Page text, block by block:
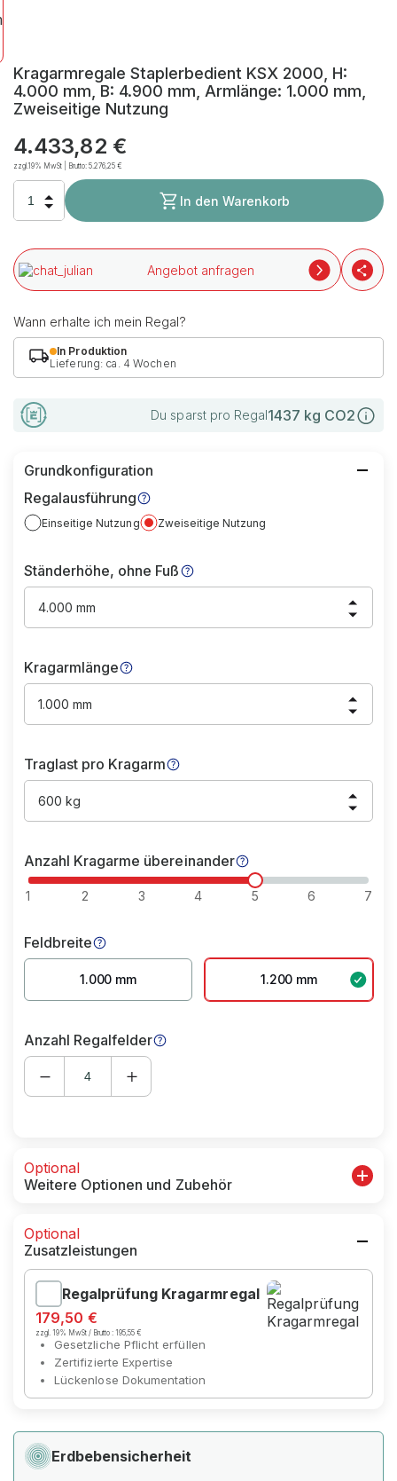
Kragarmregale Staplerbedient KSX 2000, H:
4.000 mm, B: 4.900 mm, Armlänge: 1.000 mm,
Zweiseitige Nutzung
4.433,82 €
zzgl.19% MwSt | Brutto:5.276,25 €
In den Warenkorb
Angebot anfragen
Wann erhalte ich mein Regal?
In Produktion
Lieferung: ca. 4 Wochen
Du sparst pro Regal1437 kg CO2
Grundkonfiguration
Regalausführung
Einseitige Nutzung Zweiseitige Nutzung
Ständerhöhe, ohne Fuß
4.000 mm
Kragarmlänge
1.000 mm
Traglast pro Kragarm
600 kg
Anzahl Kragarme übereinander
1 2 3 4 5 6 7
Feldbreite
1.000 mm 1.200 mm
Anzahl Regalfelder
Optional
Weitere Optionen und Zubehör
Optional
Zusatzleistungen
Regalprüfung Kragarmregal
179,50 €
zzgl. 19% MwSt / Brutto :195,55 €
Gesetzliche Pflicht erfüllen
Zertifizierte Expertise
Lückenlose Dokumentation
Erdbebensicherheit